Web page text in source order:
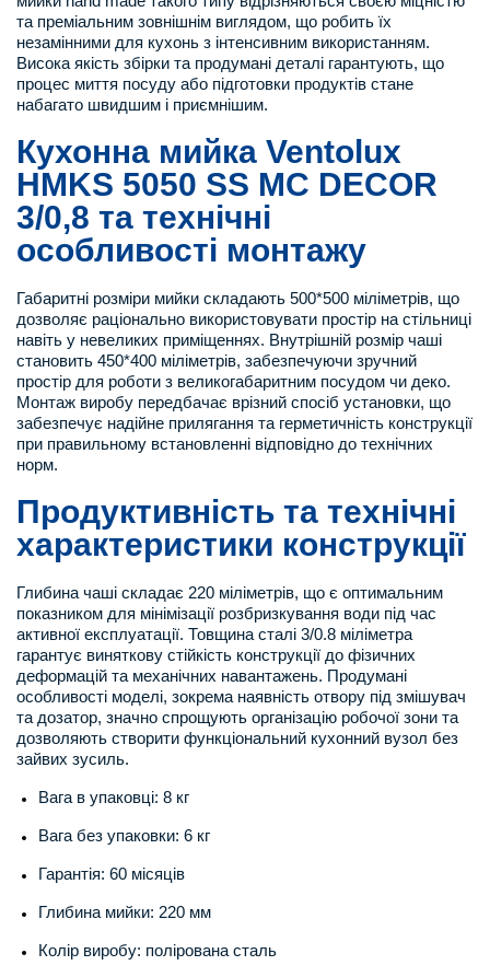
та преміальним зовнішнім виглядом, що робить їх
незамінними для кухонь з інтенсивним використанням.
Висока якість збірки та продумані деталі гарантують, що
процес миття посуду або підготовки продуктів стане
набагато швидшим і приємнішим.
Кухонна мийка Ventolux
HMKS 5050 SS MC DECOR
3/0,8 та технічні
особливості монтажу
Габаритні розміри мийки складають 500*500 міліметрів, що
дозволяє раціонально використовувати простір на стільниці
навіть у невеликих приміщеннях. Внутрішній розмір чаші
становить 450*400 міліметрів, забезпечуючи зручний
простір для роботи з великогабаритним посудом чи деко.
Монтаж виробу передбачає врізний спосіб установки, що
забезпечує надійне прилягання та герметичність конструкції
при правильному встановленні відповідно до технічних
норм.
Продуктивність та технічні
характеристики конструкції
Глибина чаші складає 220 міліметрів, що є оптимальним
показником для мінімізації розбризкування води під час
активної експлуатації. Товщина сталі 3/0.8 міліметра
гарантує виняткову стійкість конструкції до фізичних
деформацій та механічних навантажень. Продумані
особливості моделі, зокрема наявність отвору під змішувач
та дозатор, значно спрощують організацію робочої зони та
дозволяють створити функціональний кухонний вузол без
зайвих зусиль.
Вага в упаковці: 8 кг
Вага без упаковки: 6 кг
Гарантія: 60 місяців
Глибина мийки: 220 мм
Колір виробу: полірована сталь